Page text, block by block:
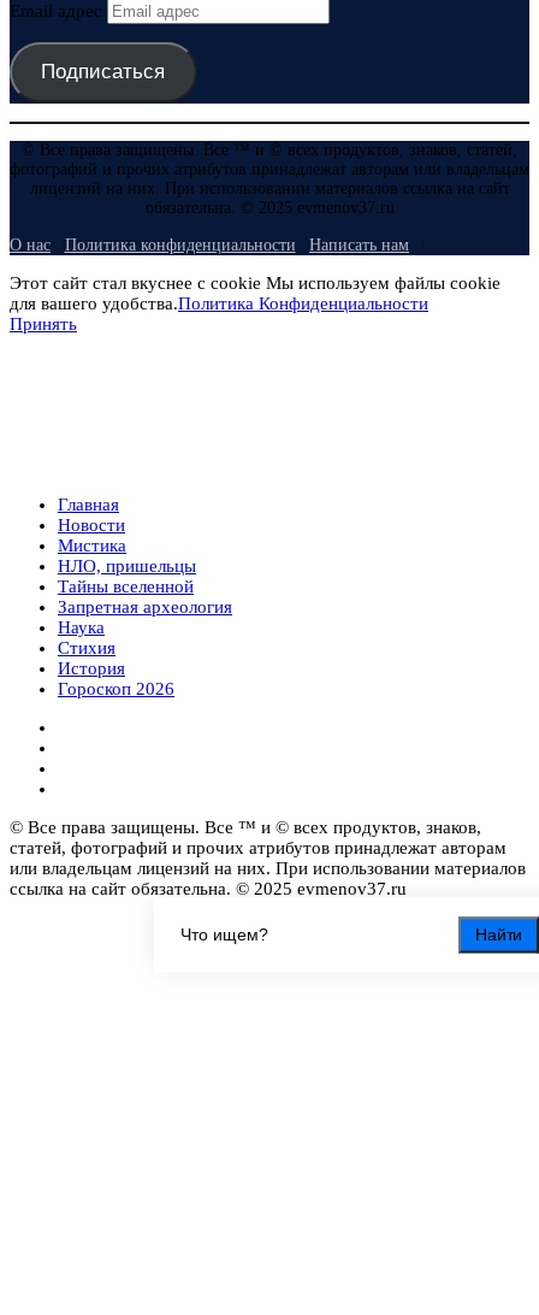
Найти
Email адрес
Подписаться
© Все права защищены. Все ™ и © всех продуктов, знаков, статей,
фотографий и прочих атрибутов принадлежат авторам или владельцам
лицензий на них. При использовании материалов ссылка на сайт
обязательна. © 2025 evmenov37.ru
О нас Политика конфиденциальности Написать нам
Этот сайт стал вкуснее с cookie Мы используем файлы cookie
для вашего удобства.Политика Конфиденциальности
Принять
Главная
Новости
Мистика
НЛО, пришельцы
Тайны вселенной
Запретная археология
Наука
Стихия
История
Гороскоп 2026
© Все права защищены. Все ™ и © всех продуктов, знаков,
статей, фотографий и прочих атрибутов принадлежат авторам
или владельцам лицензий на них. При использовании материалов
ссылка на сайт обязательна. © 2025 evmenov37.ru